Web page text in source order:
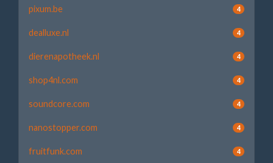
pixum.be 4
dealluxe.nl 4
dierenapotheek.nl 4
shop4nl.com 4
soundcore.com 4
nanostopper.com 4
fruitfunk.com 4